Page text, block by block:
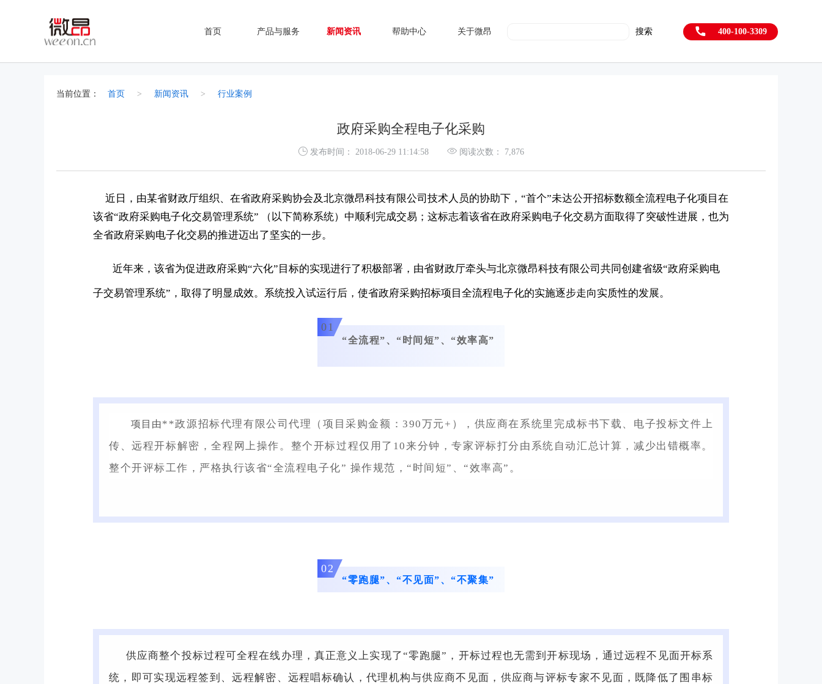
首页 产品与服务 新闻资讯 帮助中心 关于微昂 搜索 400-100-3309
当前位置： 首页 > 新闻资讯 > 行业案例
政府采购全程电子化采购
发布时间： 2018-06-29 11:14:58 阅读次数： 7,876
近日， 由某省财政厅组织、在省政府采购协会及北京微昂科技有限公司技术人员的协助下，“首个”未达公开招标数额全流程电子化项目在
该省“政府采购电子化交易管理系统” （以下简称系统）中顺利完成交易；这标志着该省在政府采购电子化交易方面取得了突破性进展，也为
全省政府采购电子化交易的推进迈出了坚实的一步。
近年来，该省为促进政府采购“六化”目标的实现进行了积极部署，由省财政厅牵头与北京微昂科技有限公司共同创建省级“政府采购电
子交易管理系统”，取得了明显成效。系统投入试运行后，使省政府采购招标项目全流程电子化的实施逐步走向实质性的发展。
01
“全流程”、“时间短”、“效率高”
项目由**政源招标代理有限公司代理（项目采购金额：390万元+），供应商在系统里完成标书下载、电子投标文件上
传、远程开标解密，全程网上操作。整个开标过程仅用了10来分钟，专家评标打分由系统自动汇总计算，减少出错概率。
整个开评标工作，严格执行该省“全流程电子化” 操作规范，“时间短”、“效率高”。
02
“零跑腿”、“不见面”、“不聚集”
供应商整个投标过程可全程在线办理，真正意义上实现了“零跑腿”，开标过程也无需到开标现场，通过远程不见面开标系
统，即可实现远程签到、远程解密、远程唱标确认，代理机构与供应商不见面，供应商与评标专家不见面，既降低了围串标